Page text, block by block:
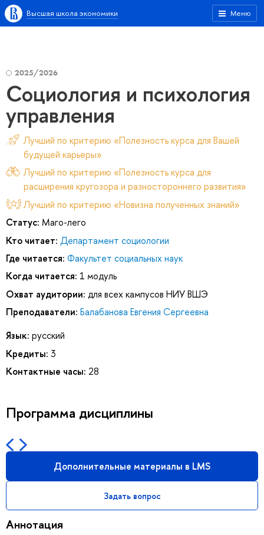
Меню
Высшая школа экономики
2025/2026
Социология и психология
управления
Лучший по критерию «Полезность курса для Вашей
будущей карьеры»
Лучший по критерию «Полезность курса для
расширения кругозора и разностороннего развития»
Лучший по критерию «Новизна полученных знаний»
Статус: Маго-лего
Кто читает: Департамент социологии
Где читается: Факультет социальных наук
Когда читается: 1 модуль
Охват аудитории: для всех кампусов НИУ ВШЭ
Преподаватели: Балабанова Евгения Сергеевна
Язык: русский
Кредиты: 3
Контактные часы: 28
Программа дисциплины
Дополнительные материалы в LMS
Задать вопрос
Аннотация